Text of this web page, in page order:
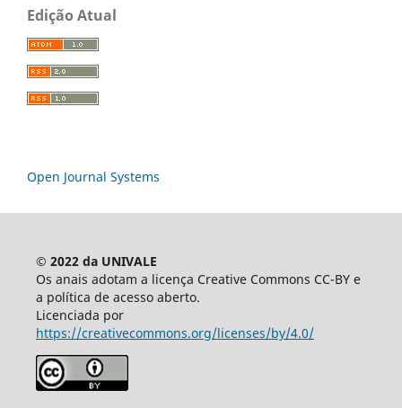
Edição Atual
Open Journal Systems
© 2022 da UNIVALE
Os anais adotam a licença Creative Commons CC-BY e
a política de acesso aberto.
Licenciada por
https://creativecommons.org/licenses/by/4.0/